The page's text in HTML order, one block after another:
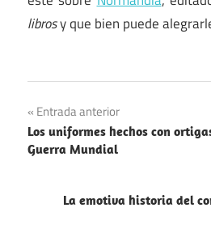
librosy que bien puede
Navegación
de
Entrada anterior
Los uniformes hechos con
Guerra Mundial
La emotiva historia del